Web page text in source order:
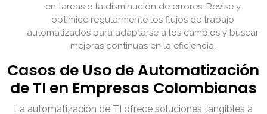
en tareas o la disminución de errores. Revise y
optimice regularmente los flujos de trabajo
automatizados para adaptarse a los cambios y buscar
mejoras continuas en la eficiencia.
Casos de Uso de Automatización
de TI en Empresas Colombianas
La automatización de TI ofrece soluciones tangibles a